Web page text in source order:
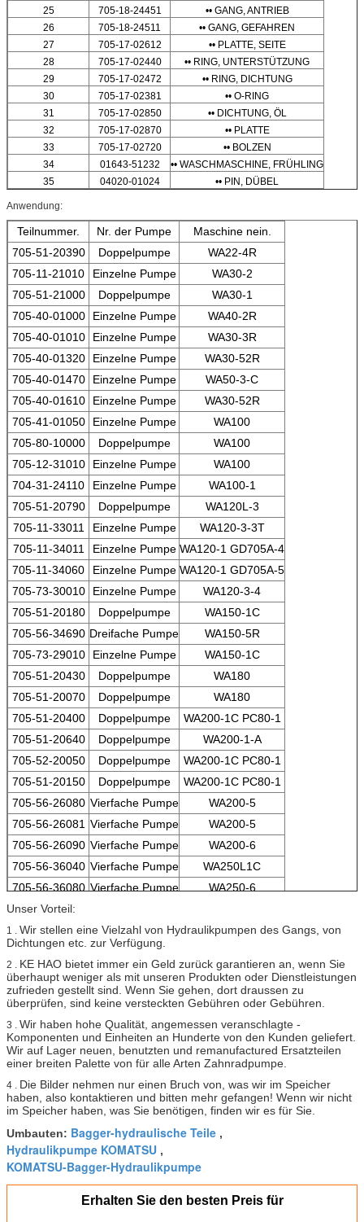
25
705-18-24451
•• GANG, ANTRIEB
26
705-18-24511
•• GANG, GEFAHREN
27
705-17-02612
•• PLATTE, SEITE
28
705-17-02440
•• RING, UNTERSTÜTZUNG
29
705-17-02472
•• RING, DICHTUNG
30
705-17-02381
•• O-RING
31
705-17-02850
•• DICHTUNG, ÖL
32
705-17-02870
•• PLATTE
33
705-17-02720
•• BOLZEN
34
01643-51232
•• WASCHMASCHINE, FRÜHLING
35
04020-01024 •• PIN, DÜBEL
Anwendung:
Teilnummer. Nr. der Pumpe
Maschine nein.
705-51-20390
Doppelpumpe
WA22-4R
705-11-21010
Einzelne Pumpe
WA30-2
705-51-21000
Doppelpumpe
WA30-1
705-40-01000
Einzelne Pumpe
WA40-2R
705-40-01010
Einzelne Pumpe
WA30-3R
705-40-01320
Einzelne Pumpe
WA30-52R
705-40-01470
Einzelne Pumpe
WA50-3-C
705-40-01610
Einzelne Pumpe
WA30-52R
705-41-01050
Einzelne Pumpe
WA100
705-80-10000
Doppelpumpe
WA100
705-12-31010
Einzelne Pumpe
WA100
704-31-24110
Einzelne Pumpe
WA100-1
705-51-20790
Doppelpumpe
WA120L-3
705-11-33011
Einzelne Pumpe
WA120-3-3T
705-11-34011
Einzelne Pumpe WA120-1 GD705A-4
705-11-34060
Einzelne Pumpe WA120-1 GD705A-5
705-73-30010
Einzelne Pumpe
WA120-3-4
705-51-20180
Doppelpumpe
WA150-1C
705-56-34690 Dreifache Pumpe
WA150-5R
705-73-29010
Einzelne Pumpe
WA150-1C
705-51-20430
Doppelpumpe
WA180
705-51-20070
Doppelpumpe
WA180
705-51-20400
Doppelpumpe
WA200-1C PC80-1
705-51-20640
Doppelpumpe
WA200-1-A
705-52-20050
Doppelpumpe
WA200-1C PC80-1
705-51-20150
Doppelpumpe
WA200-1C PC80-1
705-56-26080 Vierfache Pumpe
WA200-5
705-56-26081 Vierfache Pumpe
WA200-5
705-56-26090 Vierfache Pumpe
WA200-6
705-56-36040 Vierfache Pumpe
WA250L1C
705-56-36080 Vierfache Pumpe
WA250-6
705-56-36082
Unser Vorteil:
1 . Wir stellen eine Vielzahl von Hydraulikpumpen des Gangs, von
Dichtungen etc. zur Verfügung.
2 . KE HAO bietet immer ein Geld zurück garantieren an, wenn Sie
überhaupt weniger als mit unseren Produkten oder Dienstleistungen
zufrieden gestellt sind. Wenn Sie gehen, dort draussen zu
überprüfen, sind keine versteckten Gebühren oder Gebühren.
3 . Wir haben hohe Qualität, angemessen veranschlagte -
Komponenten und Einheiten an Hunderte von den Kunden geliefert.
Wir auf Lager neuen, benutzten und remanufactured Ersatzteilen
einer breiten Palette von für alle Arten Zahnradpumpe.
4 . Die Bilder nehmen nur einen Bruch von, was wir im Speicher
haben, also kontaktieren und bitten mehr gefangen! Wenn wir nicht
im Speicher haben, was Sie benötigen, finden wir es für Sie.
Umbauten: Bagger-hydraulische Teile ,
Hydraulikpumpe KOMATSU ,
KOMATSU-Bagger-Hydraulikpumpe
Erhalten Sie den besten Preis für